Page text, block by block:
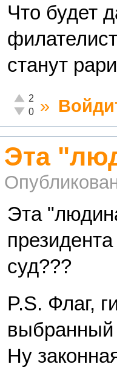
Что будет
станут
Отлично!
2
Неадекватно!
0 »
Эта
Эта
суд???
P.S. Флаг,
выбранный
Ну